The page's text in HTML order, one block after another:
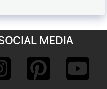
MEDIA